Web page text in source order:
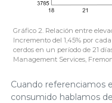
Gráfico 2. Relación entre
Incremento del 1,45% por
cerdos en un período de 21
Management Services,
Cuando referenciamos
consumido hablamos